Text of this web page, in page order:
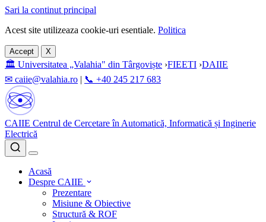
Sari la continut principal
Acest site utilizeaza cookie-uri esentiale. Politica
Accept X
🏛 Universitatea „Valahia" din Târgoviște ›FIEETI ›DAIIE
✉ caiie@valahia.ro | 📞 +40 245 217 683
CAIIE Centrul de Cercetare în Automatică, Informatică și Inginerie
Electrică
Acasă
Despre CAIIE
Prezentare
Misiune & Obiective
Structură & ROF